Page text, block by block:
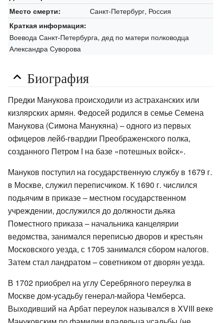
Место смерти: Санкт-Петербург, Россия
Краткая информация:
Воевода Санкт-Петербурга, дед по матери полководца
Александра Суворова
Биография
Предки Манукова происходили из астраханских или
кизлярских армян. Федосей родился в семье Семена
Манукова (Симона Манукяна) – одного из первых
офицеров лейб-гвардии Преображенского полка,
созданного Петром I на базе «потешных войск».
Мануков поступил на государственную службу в 1679 г.
в Москве, служил переписчиком. К 1690 г. числился
подьячим в приказе – местном государственном
учреждении, дослужился до должности дьяка
Поместного приказа – начальника канцелярии
ведомства, занимался переписью дворов и крестьян
Московского уезда, с 1705 занимался сбором налогов.
Затем стал ландратом – советником от дворян уезда.
В 1702 приобрел на углу Серебряного переулка в
Москве дом-усадьбу генерал-майора Чемберса.
Выходивший на Арбат переулок назывался в XVIII веке